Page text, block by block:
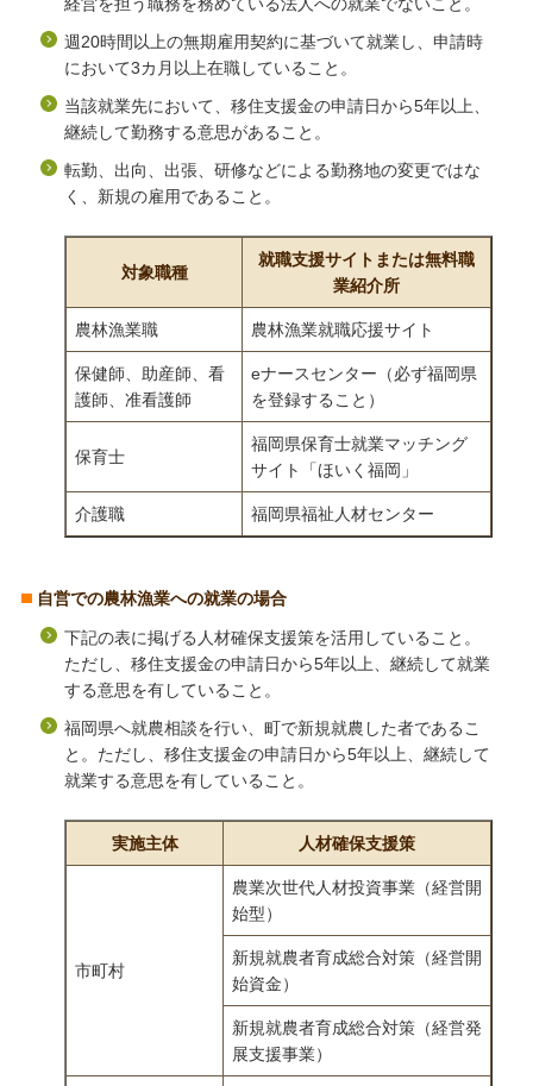
経営を担う職務を務めている法人への就業でないこと。
週20時間以上の無期雇用契約に基づいて就業し、申請時
において3カ月以上在職していること。
当該就業先において、移住支援金の申請日から5年以上、
継続して勤務する意思があること。
転勤、出向、出張、研修などによる勤務地の変更ではな
く、新規の雇用であること。
対象職種
就職支援サイトまたは無料職
業紹介所
農林漁業職 農林漁業就職応援サイト
保健師、助産師、看
護師、准看護師
eナースセンター（必ず福岡県
を登録すること）
保育士
福岡県保育士就業マッチング
サイト「ほいく福岡」
介護職 福岡県福祉人材センター
自営での農林漁業への就業の場合
下記の表に掲げる人材確保支援策を活用していること。
ただし、移住支援金の申請日から5年以上、継続して就業
する意思を有していること。
福岡県へ就農相談を行い、町で新規就農した者であるこ
と。ただし、移住支援金の申請日から5年以上、継続して
就業する意思を有していること。
実施主体 人材確保支援策
市町村
農業次世代人材投資事業（経営開
始型）
新規就農者育成総合対策（経営開
始資金）
新規就農者育成総合対策（経営発
展支援事業）